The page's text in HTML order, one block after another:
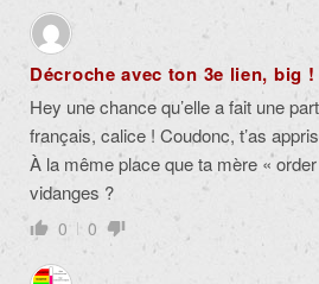
Décroche avec ton 3e lien, big !
Hey une chance qu’elle a fait une
français, calice ! Coudonc, t’as
À la même place que ta mère «
vidanges ?
0 0